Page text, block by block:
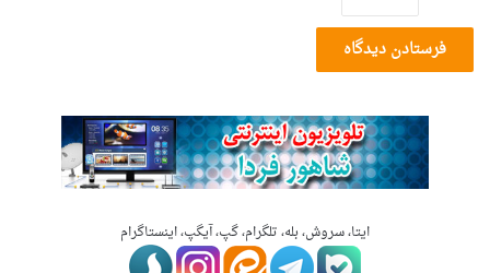
ایتا، سروش، بله، تلگرام، گپ، آیگپ، اینستاگرام